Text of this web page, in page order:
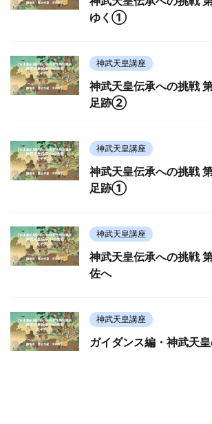
ゆく①
神武天皇講座
神武天皇伝承への挑戦
足跡②
神武天皇講座
神武天皇伝承への挑戦
足跡①
神武天皇講座
神武天皇伝承への挑戦
佐へ
神武天皇講座
ガイダンス編・神武天